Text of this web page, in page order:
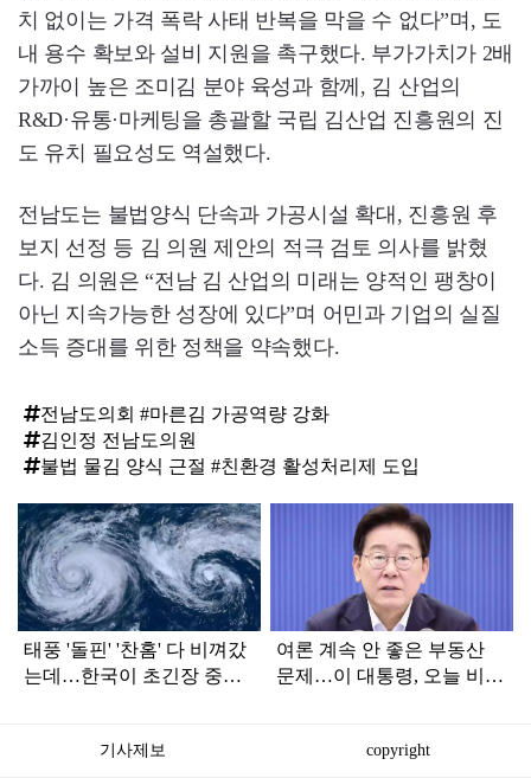
치 없이는 가격 폭락 사태 반복을 막을 수 없다”며, 도
내 용수 확보와 설비 지원을 촉구했다. 부가가치가 2배
가까이 높은 조미김 분야 육성과 함께, 김 산업의
R&D·유통·마케팅을 총괄할 국립 김산업 진흥원의 진
도 유치 필요성도 역설했다.
전남도는 불법양식 단속과 가공시설 확대, 진흥원 후
보지 선정 등 김 의원 제안의 적극 검토 의사를 밝혔
다. 김 의원은 “전남 김 산업의 미래는 양적인 팽창이
아닌 지속가능한 성장에 있다”며 어민과 기업의 실질
소득 증대를 위한 정책을 약속했다.
전남도의회 #마른김 가공역량 강화
김인정 전남도의원
불법 물김 양식 근절 #친환경 활성처리제 도입
탑
라
인
태풍 '돌핀' '찬홈' 다 비껴갔
는데…한국이 초긴장 중인
여론 계속 안 좋은 부동산
문제…이 대통령, 오늘 비공
기사제보 copyright